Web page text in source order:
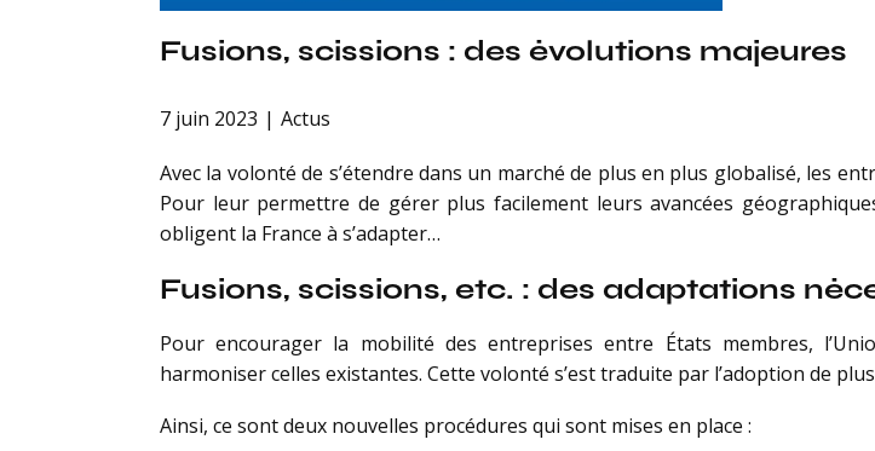
Fusions, scissions : des évolutions majeures
7 juin 2023 Actus
Avec la volonté de s’étendre dans un marché de plus en plus globalisé, les
Pour leur permettre de gérer plus facilement leurs avancées
obligent la France à s’adapter…
Fusions, scissions, etc. : des adaptations
Pour encourager la mobilité des entreprises entre États membres,
harmoniser celles existantes. Cette volonté s’est traduite par l’adoption de
Ainsi, ce sont deux nouvelles procédures qui sont mises en place :